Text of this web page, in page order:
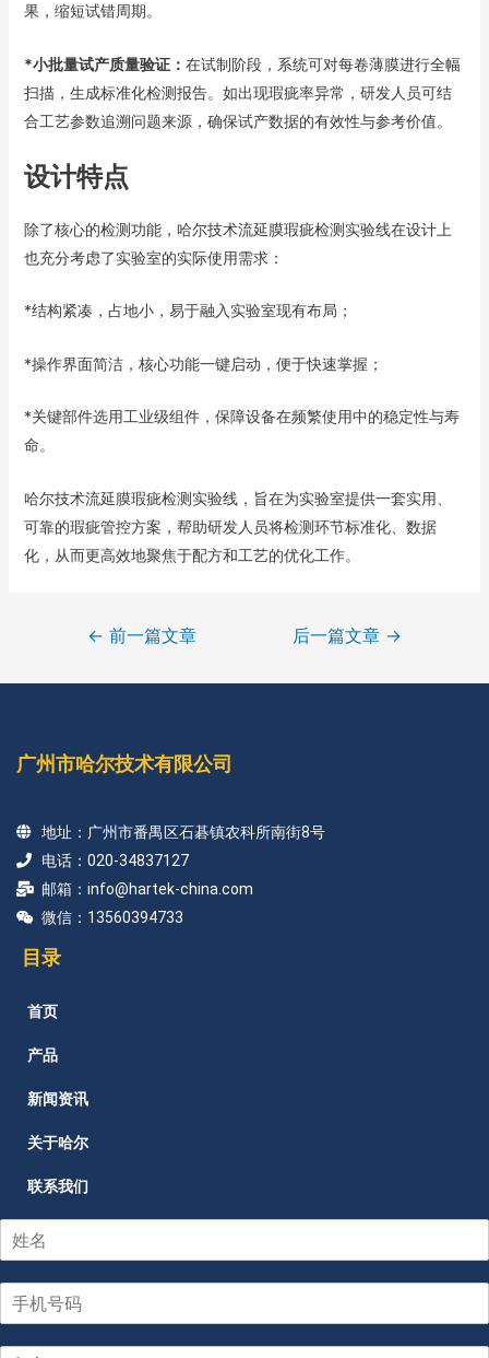
果，缩短试错周期。
*小批量试产质量验证： 在试制阶段，系统可对每卷薄膜进行全幅
扫描，生成标准化检测报告。如出现瑕疵率异常，研发人员可结
合工艺参数追溯问题来源，确保试产数据的有效性与参考价值。
设计特点
除了核心的检测功能，哈尔技术流延膜瑕疵检测实验线在设计上
也充分考虑了实验室的实际使用需求：
*结构紧凑，占地小，易于融入实验室现有布局；
*操作界面简洁，核心功能一键启动，便于快速掌握；
*关键部件选用工业级组件，保障设备在频繁使用中的稳定性与寿
命。
哈尔技术流延膜瑕疵检测实验线，旨在为实验室提供一套实用、
可靠的瑕疵管控方案，帮助研发人员将检测环节标准化、数据
化，从而更高效地聚焦于配方和工艺的优化工作。
← 前一篇文章 后一篇文章 →
广州市哈尔技术有限公司
地址：广州市番禺区石碁镇农科所南街8号
电话：020-34837127
邮箱：info@hartek-china.com
微信：13560394733
目录
首页
产品
新闻资讯
关于哈尔
联系我们